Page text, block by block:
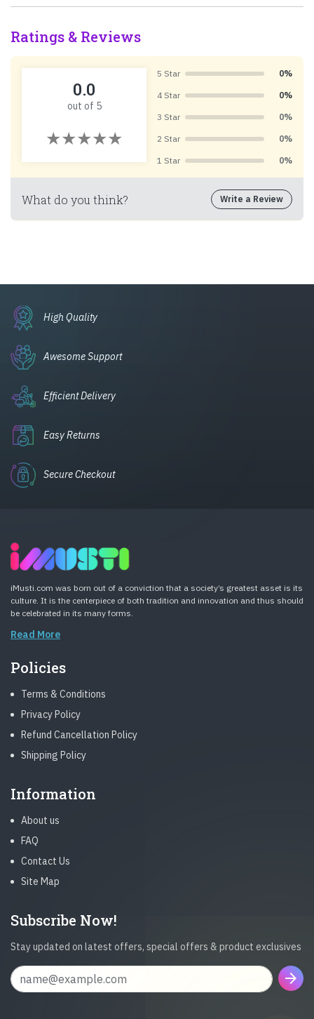
Ratings & Reviews
0.0
out of 5
5 Star 0%
4 Star 0%
3 Star 0%
2 Star 0%
1 Star 0%
What do you think? Write a Review
High Quality
Awesome Support
Efficient Delivery
Easy Returns
Secure Checkout
iMusti.com was born out of a conviction that a society’s greatest asset is its
culture. It is the centerpiece of both tradition and innovation and thus should
be celebrated in its many forms.
Read More
Policies
Terms & Conditions
Privacy Policy
Refund Cancellation Policy
Shipping Policy
Information
About us
FAQ
Contact Us
Site Map
Subscribe Now!
Stay updated on latest offers, special offers & product exclusives
arrow_forward